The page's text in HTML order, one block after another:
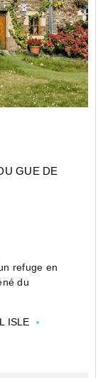
GUE DE
refuge en
du
deux
S...
ISLE